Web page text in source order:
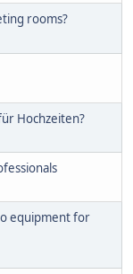
rooms?
Hochzeiten?
equipment for